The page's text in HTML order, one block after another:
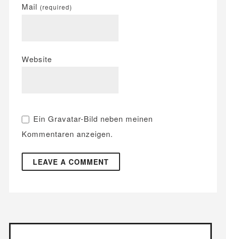
Mail (required)
Website
Ein Gravatar-Bild neben meinen
Kommentaren anzeigen.